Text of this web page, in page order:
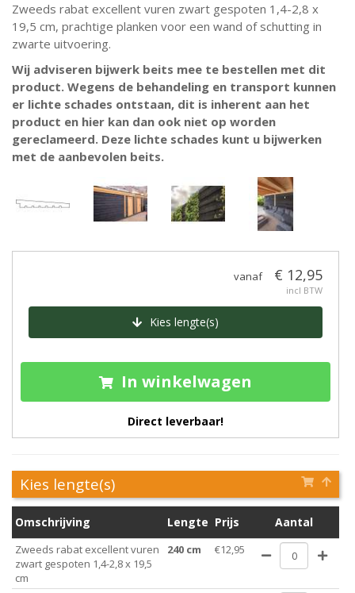
Zweeds rabat excellent vuren zwart gespoten 1,4-2,8 x
19,5 cm, prachtige planken voor een wand of schutting in
zwarte uitvoering.
Wij adviseren bijwerk beits mee te bestellen met dit
product. Wegens de behandeling en transport kunnen
er lichte schades ontstaan, dit is inherent aan het
product en hier kan dan ook niet op worden
gereclameerd. Deze lichte schades kunt u bijwerken
met de aanbevolen beits.
vanaf € 12,95
incl BTW
Kies lengte(s)
In winkelwagen
Direct leverbaar!
Kies lengte(s)
Omschrijving Lengte Prijs Aantal
Zweeds rabat excellent vuren
zwart gespoten 1,4-2,8 x 19,5
cm
240 cm €12,95